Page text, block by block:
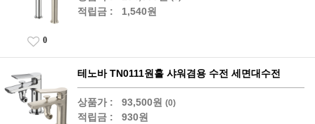
적립금 : 1,540원
0
테노바 TN0111원홀 샤워겸용 수전 세면대수전
상품가 : 93,500원 (0)
적립금 : 930원